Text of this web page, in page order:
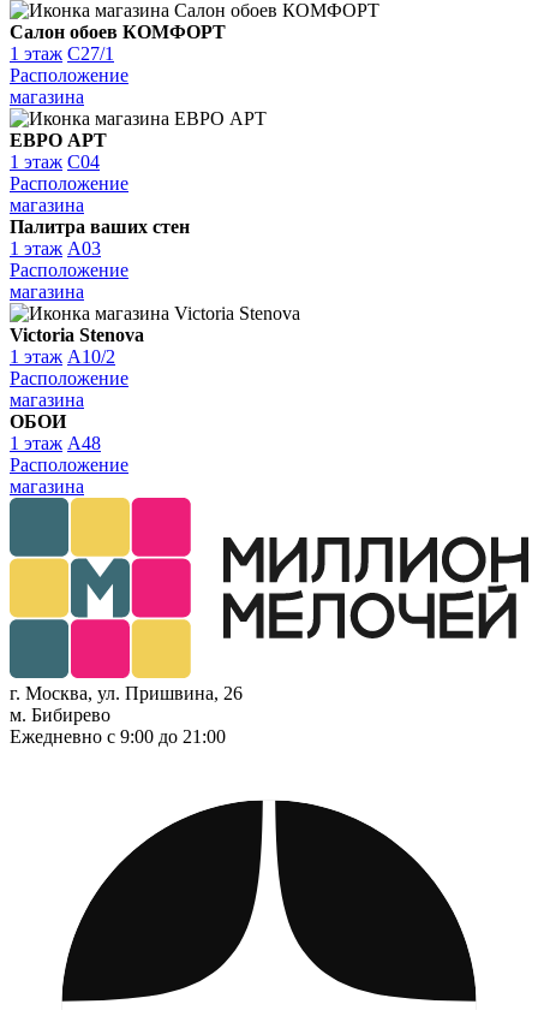
Салон обоев КОМФОРТ
1 этаж C27/1
Расположение
магазина
ЕВРО АРТ
1 этаж C04
Расположение
магазина
Палитра ваших стен
1 этаж A03
Расположение
магазина
Victoria Stenova
1 этаж A10/2
Расположение
магазина
ОБОИ
1 этаж A48
Расположение
магазина
г. Москва, ул. Пришвина, 26
м. Бибирево
Ежедневно с 9:00 до 21:00